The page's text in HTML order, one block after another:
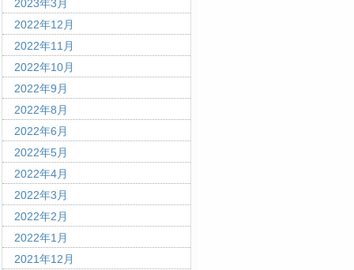
2023年3月
2022年12月
2022年11月
2022年10月
2022年9月
2022年8月
2022年6月
2022年5月
2022年4月
2022年3月
2022年2月
2022年1月
2021年12月